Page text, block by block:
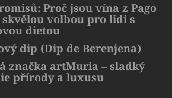
Proč jsou vína z Pago
skvělou volbou pro lidi s
dietou
dip (Dip de Berenjena)
značka artMuria – sladký
přírody a luxusu